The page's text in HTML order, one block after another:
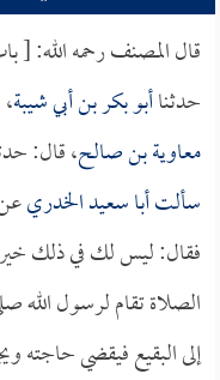
قال المصنف رحمه الله: [
حدثناأبو بكر بن أبي شيبة
معاوية بن صالح، قال:
سألتأبا سعيد الخدري
فقال: ليس لك في ذلك
الصلاة تقام لرسول الله
إلى البقيع فيقضي حاجته